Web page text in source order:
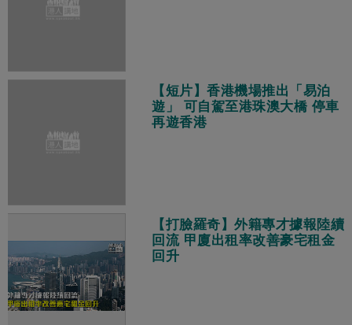
【短片】香港機場推出「易泊
遊」 可自駕至港珠澳大橋 停車
再遊香港
【打臉羅奇】外籍專才據報陸續
回流 甲廈出租率改善豪宅租金
回升